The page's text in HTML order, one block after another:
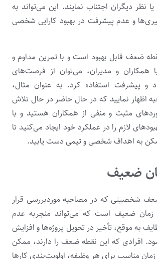
یا نظر دیگران اجتناب نمایند. این می‌تواند به
و عدم پیشرفت در بهبود کارایی شخصی
ضعف قابل بهبود است و با تمرین مداوم و
با همکاران و مدیران، می‌توان از فرصت‌های
و پیشرفت استفاده کرد. به عنوان مثال،
اظهار نمایید که در حال حاضر در حال تلاش
مثبت و منفی از همکاران هستید و با
لازم را در عملکرد خود ایجاد می‌کنید تا
به اهداف شخصی و تیمی دست یابید.
ضعیف
شخصیتی که در مصاحبه موردبررسی قرار
زمان ضعیف است که می‌تواند منجربه عدم
به موقع، تأخیر در تحویل پروژه‌ها و افزایش
افرادی که این نقطه ضعف را دارند، ممکن
مناسب برای هر وظیفه، اولویت‌بندی کارها